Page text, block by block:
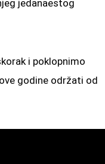
jedanaestog
i poklopnimo
godine održati od